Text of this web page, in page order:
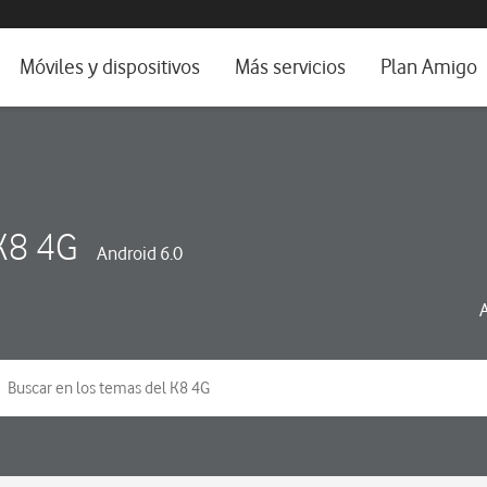
e idioma
Móviles y dispositivos Más servicios Plan Amigo
4G Android 6.0